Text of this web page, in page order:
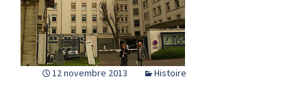
12 novembre 2013 Histoire